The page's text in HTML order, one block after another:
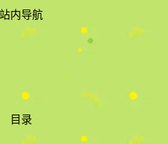
站内导航
目录